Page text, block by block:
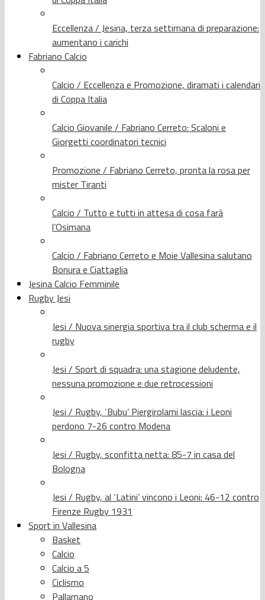
Eccellenza / Jesina, terza settimana di preparazione:
aumentano i carichi
Fabriano Calcio
Calcio / Eccellenza e Promozione, diramati i calendari
di Coppa Italia
Calcio Giovanile / Fabriano Cerreto: Scaloni e
Giorgetti coordinatori tecnici
Promozione / Fabriano Cerreto, pronta la rosa per
mister Tiranti
Calcio / Tutto e tutti in attesa di cosa farà
l’Osimana
Calcio / Fabriano Cerreto e Moie Vallesina salutano
Bonura e Ciattaglia
Jesina Calcio Femminile
Rugby Jesi
Jesi / Nuova sinergia sportiva tra il club scherma e il
rugby
Jesi / Sport di squadra: una stagione deludente,
nessuna promozione e due retrocessioni
Jesi / Rugby, ‘Bubu’ Piergirolami lascia: i Leoni
perdono 7-26 contro Modena
Jesi / Rugby, sconfitta netta: 85-7 in casa del
Bologna
Jesi / Rugby, al ‘Latini’ vincono i Leoni: 46-12 contro
Firenze Rugby 1931
Sport in Vallesina
Basket
Calcio
Calcio a 5
Ciclismo
Pallamano